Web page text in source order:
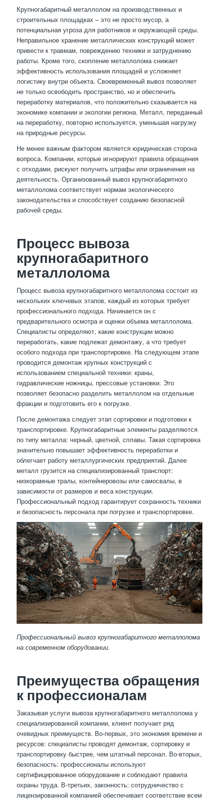
Крупногабаритный металлолом на производственных и
строительных площадках – это не просто мусор, а
потенциальная угроза для работников и окружающей среды.
Неправильное хранение металлических конструкций может
привести к травмам, повреждению техники и затруднению
работы. Кроме того, скопление металлолома снижает
эффективность использования площадей и усложняет
логистику внутри объекта. Своевременный вывоз позволяет
не только освободить пространство, но и обеспечить
переработку материалов, что положительно сказывается на
экономике компании и экологии региона. Металл, переданный
на переработку, повторно используется, уменьшая нагрузку
на природные ресурсы.
Не менее важным фактором является юридическая сторона
вопроса. Компании, которые игнорируют правила обращения
с отходами, рискуют получить штрафы или ограничения на
деятельность. Организованный вывоз крупногабаритного
металлолома соответствует нормам экологического
законодательства и способствует созданию безопасной
рабочей среды.
Процесс вывоза
крупногабаритного
металлолома
Процесс вывоза крупногабаритного металлолома состоит из
нескольких ключевых этапов, каждый из которых требует
профессионального подхода. Начинается он с
предварительного осмотра и оценки объема металлолома.
Специалисты определяют, какие конструкции можно
переработать, какие подлежат демонтажу, а что требует
особого подхода при транспортировке. На следующем этапе
проводится демонтаж крупных конструкций с
использованием специальной техники: краны,
гидравлические ножницы, прессовые установки. Это
позволяет безопасно разделить металлолом на отдельные
фракции и подготовить его к погрузке.
После демонтажа следует этап сортировки и подготовки к
транспортировке. Крупногабаритные элементы разделяются
по типу металла: черный, цветной, сплавы. Такая сортировка
значительно повышает эффективность переработки и
облегчает работу металлургических предприятий. Далее
металл грузится на специализированный транспорт:
низкорамные тралы, контейнеровозы или самосвалы, в
зависимости от размеров и веса конструкции.
Профессиональный подход гарантирует сохранность техники
и безопасность персонала при погрузке и транспортировке.
Профессиональный вывоз крупногабаритного металлолома
на современном оборудовании.
Преимущества обращения
к профессионалам
Заказывая услуги вывоза крупногабаритного металлолома у
специализированной компании, клиент получает ряд
очевидных преимуществ. Во-первых, это экономия времени и
ресурсов: специалисты проводят демонтаж, сортировку и
транспортировку быстрее, чем штатный персонал. Во-вторых,
безопасность: профессионалы используют
сертифицированное оборудование и соблюдают правила
охраны труда. В-третьих, законность: сотрудничество с
лицензированной компанией обеспечивает соответствие всем